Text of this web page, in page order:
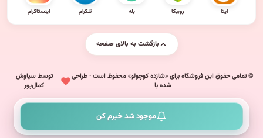
موجود شد خبرم کن
ایتا روبیکا بله تلگرام اینستاگرام
بازگشت به بالای صفحه
© تمامی حقوق این فروشگاه برای «شازده کوچولو» محفوظ است · طراحی
شده با
توسط سیاوش
کمال‌پور